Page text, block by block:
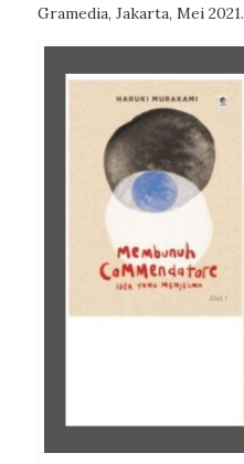
Gramedia, Jakarta, Mei 2021.